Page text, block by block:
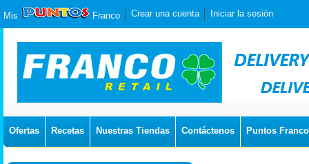
Mis Franco Crear una cuenta Iniciar la sesión
Ofertas Recetas Nuestras Tiendas Contáctenos Puntos Franco